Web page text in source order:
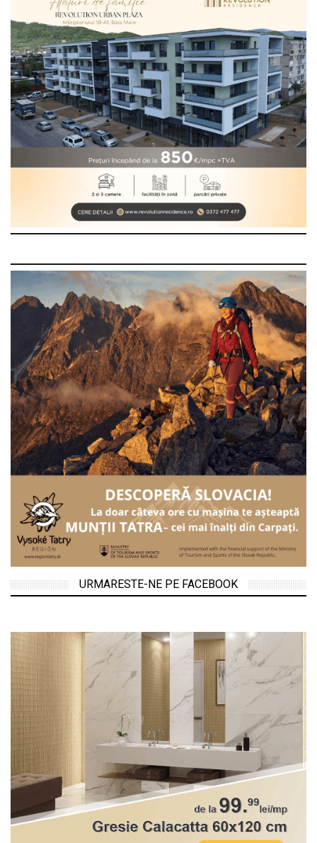
URMARESTE-NE PE FACEBOOK